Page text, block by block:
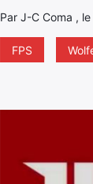
Par J-C Coma ,
FPS